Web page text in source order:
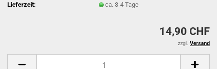
Lieferzeit:
ca. 3-4 Tage
14,90 CHF
zzgl. Versand